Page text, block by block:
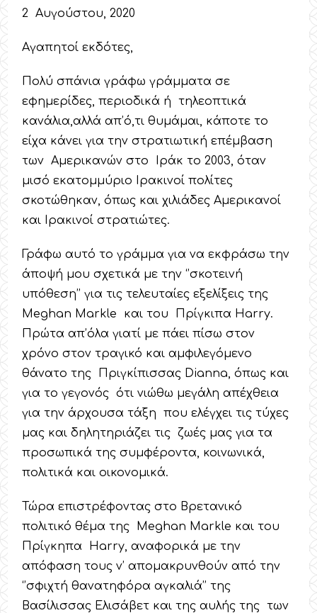
2 Αυγούστου, 2020
Αγαπητοί εκδότες,
Πολύ σπάνια γράφω γράμματα σε
εφημερίδες, περιοδικά ή τηλεοπτικά
κανάλια,αλλά απ’ό,τι θυμάμαι, κάποτε το
είχα κάνει για την στρατιωτική επέμβαση
των Αμερικανών στο Ιράκ το 2003, όταν
μισό εκατομμύριο Ιρακινοί πολίτες
σκοτώθηκαν, όπως και χιλιάδες Αμερικανοί
και Ιρακινοί στρατιώτες.
Γράφω αυτό το γράμμα για να εκφράσω την
άποψή μου σχετικά με την ‘’σκοτεινή
υπόθεση’’ για τις τελευταίες εξελίξεις της
Meghan Markle και του Πρίγκιπα Harry.
Πρώτα απ’όλα γιατί με πάει πίσω στον
χρόνο στον τραγικό και αμφιλεγόμενο
θάνατο της Πριγκίπισσας Dianna, όπως και
για το γεγονός ότι νιώθω μεγάλη απέχθεια
για την άρχουσα τάξη που ελέγχει τις τύχες
μας και δηλητηριάζει τις ζωές μας για τα
προσωπικά της συμφέροντα, κοινωνικά,
πολιτικά και οικονομικά.
Τώρα επιστρέφοντας στο Βρετανικό
πολιτικό θέμα της Meghan Markle και του
Πρίγκηπα Harry, αναφορικά με την
απόφαση τους ν’ απομακρυνθούν από την
‘’σφιχτή θανατηφόρα αγκαλιά’’ της
Βασίλισσας Ελισάβετ και της αυλής της των